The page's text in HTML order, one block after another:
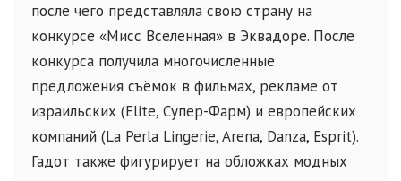
после чего представляла свою страну на
конкурсе «Мисс Вселенная» в Эквадоре. После
конкурса получила многочисленные
предложения съёмок в фильмах, рекламе от
израильских (Elite, Супер-Фарм) и европейских
компаний (La Perla Lingerie, Arena, Danza, Esprit).
Гадот также фигурирует на обложках модных